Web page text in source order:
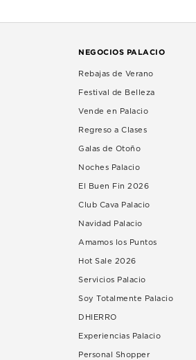
NEGOCIOS PALACIO
Rebajas de Verano
Festival de Belleza
Vende en Palacio
Regreso a Clases
Galas de Otoño
Noches Palacio
El Buen Fin 2026
Club Cava Palacio
Navidad Palacio
Amamos los Puntos
Hot Sale 2026
Servicios Palacio
Soy Totalmente Palacio
DHIERRO
Experiencias Palacio
Personal Shopper